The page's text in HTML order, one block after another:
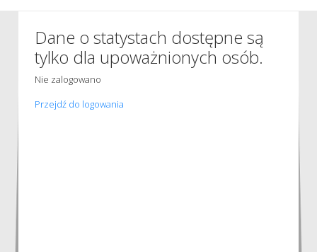
Dane o statystach dostępne są
tylko dla upoważnionych osób.
Nie zalogowano
Przejdź do logowania